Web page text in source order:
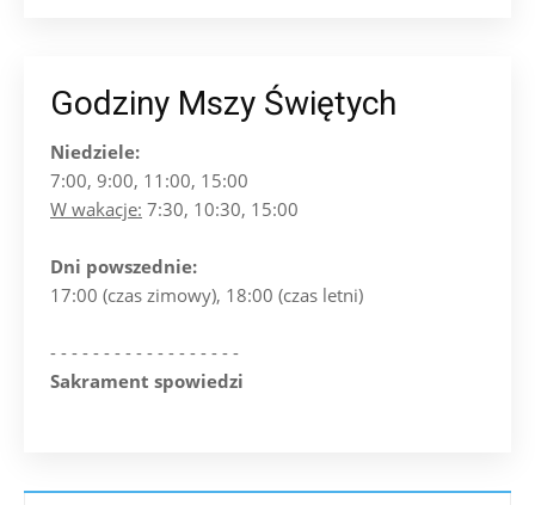
Godziny Mszy Świętych
Niedziele:
7:00, 9:00, 11:00, 15:00
W wakacje: 7:30, 10:30, 15:00
Dni powszednie:
17:00 (czas zimowy), 18:00 (czas letni)
- - - - - - - - - - - - - - - - - -
Sakrament spowiedzi